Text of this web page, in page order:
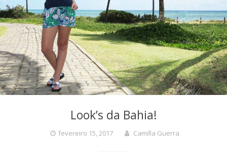
Look’s da Bahia!
fevereiro 15, 2017 Camilla Guerra